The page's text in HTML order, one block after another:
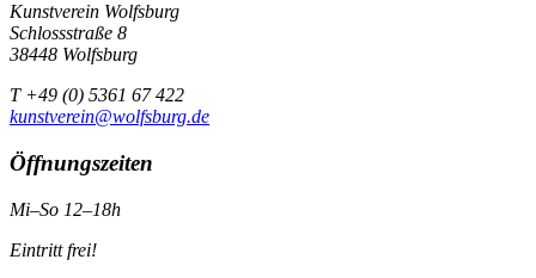
Kunstverein Wolfsburg
Schlossstraße 8
38448 Wolfsburg
T +49 (0) 5361 67 422
kunstverein@wolfsburg.de
Öffnungszeiten
Mi–So 12–18h
Eintritt frei!